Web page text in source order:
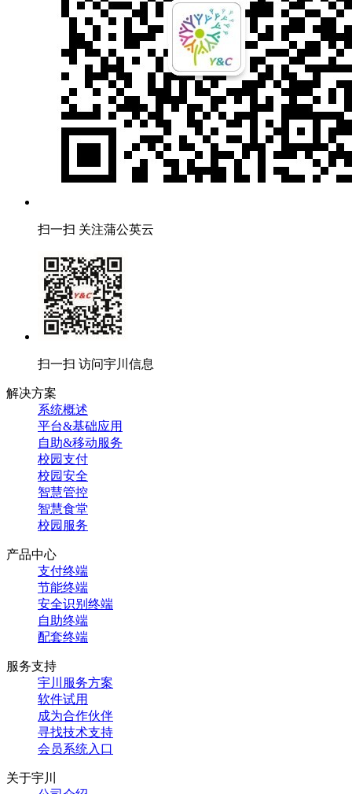
扫一扫 关注蒲公英云
扫一扫 访问宇川信息
解决方案
系统概述
平台&基础应用
自助&移动服务
校园支付
校园安全
智慧管控
智慧食堂
校园服务
产品中心
支付终端
节能终端
安全识别终端
自助终端
配套终端
服务支持
宇川服务方案
软件试用
成为合作伙伴
寻找技术支持
会员系统入口
关于宇川